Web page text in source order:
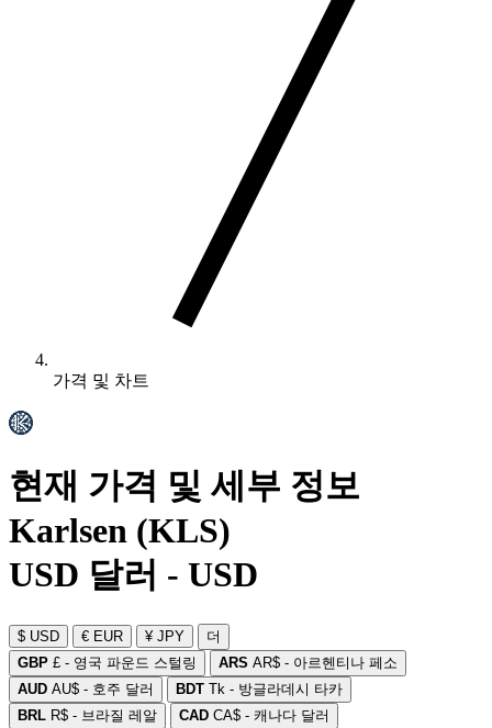
가격 및 차트
현재 가격 및 세부 정보
Karlsen (KLS)
USD 달러 - USD
$ USD € EUR ¥ JPY
더
GBP £ - 영국 파운드 스털링 ARS AR$ - 아르헨티나 페소
AUD AU$ - 호주 달러 BDT Tk - 방글라데시 타카
BRL R$ - 브라질 레알 CAD CA$ - 캐나다 달러